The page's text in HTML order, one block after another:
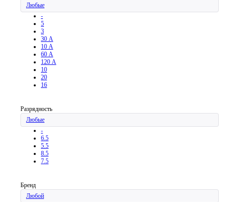
Любые
-
5
3
30 А
10 А
60 А
120 А
10
20
16
Разрядность
Любые
-
6.5
5.5
8.5
7.5
Бренд
Любой